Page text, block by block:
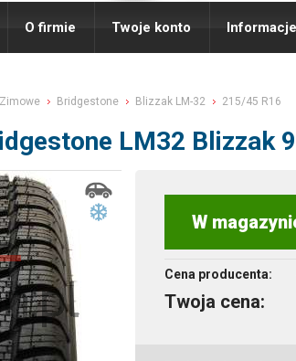
O firmie Twoje konto
Zimowe Bridgestone Blizzak LM-32 215/45 R16
LM32 Blizzak
W
Cena producenta:
Twoja cena: